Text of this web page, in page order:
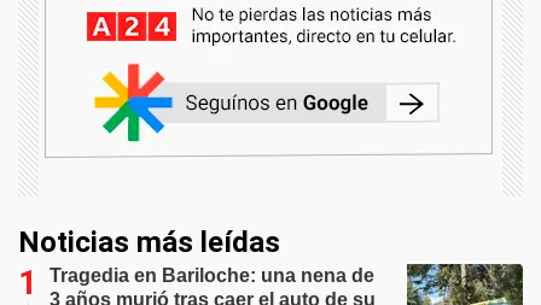
Noticias más leídas
Tragedia en Bariloche: una nena de
3 años murió tras caer el auto de su